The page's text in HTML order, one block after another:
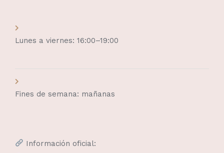
Lunes a viernes: 16:00–19:00
Fines de semana: mañanas
Información oficial: